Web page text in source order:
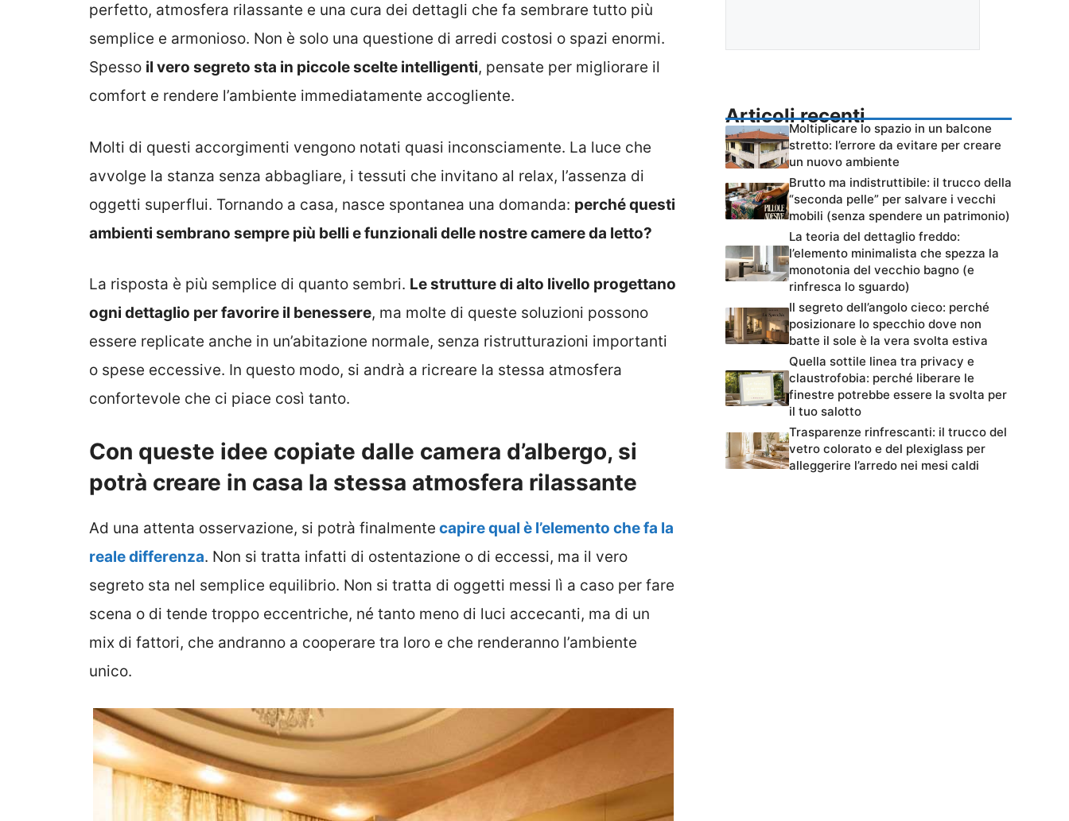
perfetto, atmosfera rilassante e una cura dei dettagli che fa sembrare tutto più
semplice e armonioso. Non è solo una questione di arredi costosi o spazi enormi.
Spesso il vero segreto sta in piccole scelte intelligenti, pensate per migliorare il
comfort e rendere l’ambiente immediatamente accogliente.
Molti di questi accorgimenti vengono notati quasi inconsciamente. La luce che
avvolge la stanza senza abbagliare, i tessuti che invitano al relax, l’assenza di
oggetti superflui. Tornando a casa, nasce spontanea una domanda: perché questi
ambienti sembrano sempre più belli e funzionali delle nostre camere da letto?
La risposta è più semplice di quanto sembri. Le strutture di alto livello progettano
ogni dettaglio per favorire il benessere, ma molte di queste soluzioni possono
essere replicate anche in un’abitazione normale, senza ristrutturazioni importanti
o spese eccessive. In questo modo, si andrà a ricreare la stessa atmosfera
confortevole che ci piace così tanto.
Con queste idee copiate dalle camera d’albergo, si
potrà creare in casa la stessa atmosfera rilassante
Ad una attenta osservazione, si potrà finalmente capire qual è l’elemento che fa la
reale differenza. Non si tratta infatti di ostentazione o di eccessi, ma il vero
segreto sta nel semplice equilibrio. Non si tratta di oggetti messi lì a caso per fare
scena o di tende troppo eccentriche, né tanto meno di luci accecanti, ma di un
mix di fattori, che andranno a cooperare tra loro e che renderanno l’ambiente
unico.
Articoli recenti
Moltiplicare lo spazio in un balcone
stretto: l’errore da evitare per creare
un nuovo ambiente
Brutto ma indistruttibile: il trucco della
“seconda pelle” per salvare i vecchi
mobili (senza spendere un patrimonio)
La teoria del dettaglio freddo:
l’elemento minimalista che spezza la
monotonia del vecchio bagno (e
rinfresca lo sguardo)
Il segreto dell’angolo cieco: perché
posizionare lo specchio dove non
batte il sole è la vera svolta estiva
Quella sottile linea tra privacy e
claustrofobia: perché liberare le
finestre potrebbe essere la svolta per
il tuo salotto
Trasparenze rinfrescanti: il trucco del
vetro colorato e del plexiglass per
alleggerire l’arredo nei mesi caldi